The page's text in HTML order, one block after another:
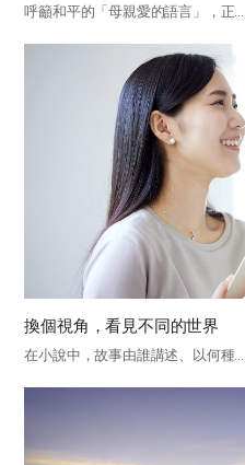
呼籲和平的「母親愛的語言」，正...
換個視角，看見不同的世界
在小說中，故事由誰講述、以何種...